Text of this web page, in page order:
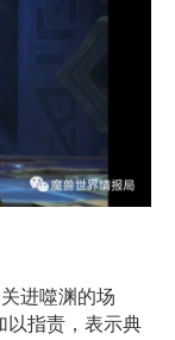
进噬渊的场
以指责，表示典